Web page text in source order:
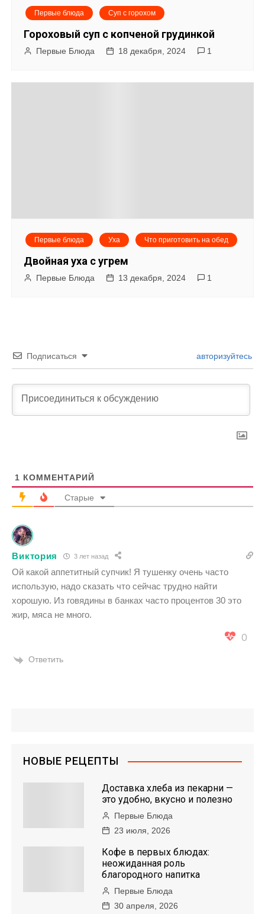
Первые блюда Суп с горохом
Гороховый суп с копченой грудинкой
Первые Блюда 18 декабря, 2024 1
Первые блюда Уха Что приготовить на обед
Двойная уха с угрем
Первые Блюда 13 декабря, 2024 1
Подписаться авторизуйтесь
1 КОММЕНТАРИЙ
Старые
Виктория 3 лет назад
Ой какой аппетитный супчик! Я тушенку очень часто
использую, надо сказать что сейчас трудно найти
хорошую. Из говядины в банках часто процентов 30 это
жир, мяса не много.
0
Ответить
НОВЫЕ РЕЦЕПТЫ
Доставка хлеба из пекарни —
это удобно, вкусно и полезно
Первые Блюда
23 июля, 2026
Кофе в первых блюдах:
неожиданная роль
благородного напитка
Первые Блюда
30 апреля, 2026